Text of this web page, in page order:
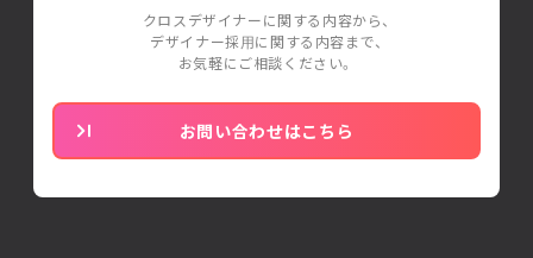
クロスデザイナーに関する内容から、
デザイナー採用に関する内容まで、
お気軽にご相談ください。
お問い合わせはこちら